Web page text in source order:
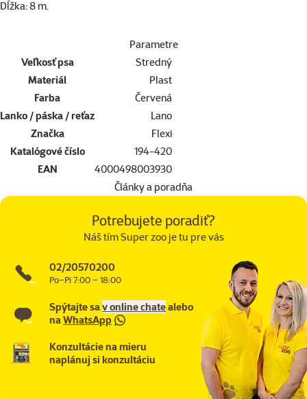
Dĺžka: 8 m.
Parametre
Veľkosť psa
Stredný
Materiál
Plast
Farba
Červená
Lanko / páska / reťaz
Lano
Značka
Flexi
Katalógové číslo
194-420
EAN
4000498003930
Články a poradňa
Potrebujete poradiť?
Náš tím Super zoo je tu pre vás
02/20570200
Po–Pi 7:00 – 18:00
Spýtajte sav online chatealebo
naWhatsApp
Konzultácie na mieru
naplánuj si konzultáciu